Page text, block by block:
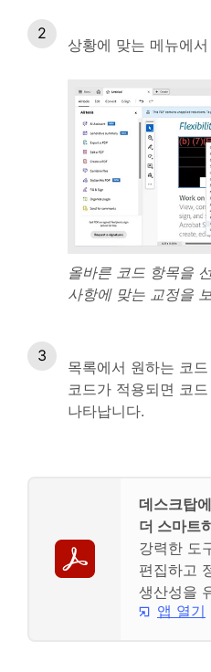
상황에 맞는 메뉴에
올바른 코드 항목을
사항에 맞는 교정을
목록에서 원하는 코
코드가 적용되면 코
나타납니다.
데스크탑
더 스마트
강력한 도
편집하고
생산성을
앱 열기